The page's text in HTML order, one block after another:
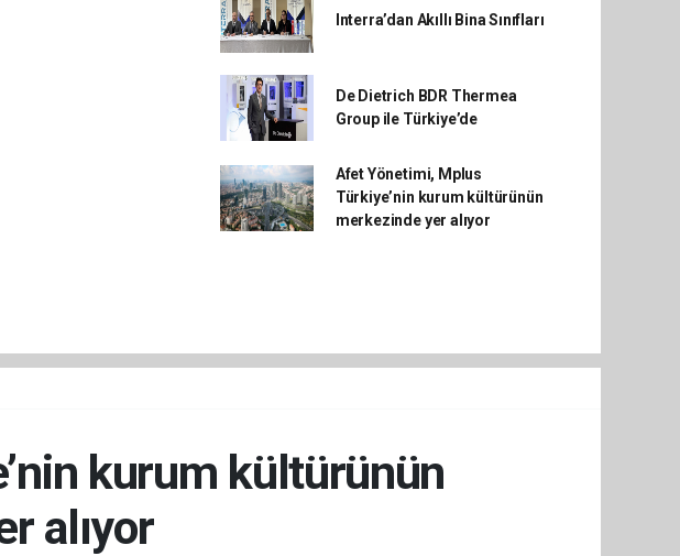
Interra’dan Akıllı Bina Sınıfları
De Dietrich BDR Thermea
Group ile Türkiye’de
Afet Yönetimi, Mplus
Türkiye’nin kurum kültürünün
merkezinde yer alıyor
kurum kültürünün
alıyor